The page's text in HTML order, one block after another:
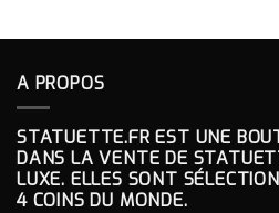
103.10€.97.95€.
A PROPOS
STATUETTE.FR EST UNE
DANS LA VENTE DE
LUXE. ELLES SONT
4 COINS DU MONDE.